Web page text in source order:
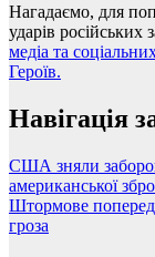
Нагадаємо, для
ударів російських
медіа та
Героїв.
Навігація
США зняли
американської
Штормове
гроза